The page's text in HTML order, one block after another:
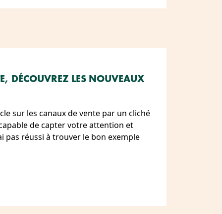
DÉCOUVREZ LES NOUVEAUX
sur les canaux de vente par un cliché
de capter votre attention et
pas réussi à trouver le bon exemple